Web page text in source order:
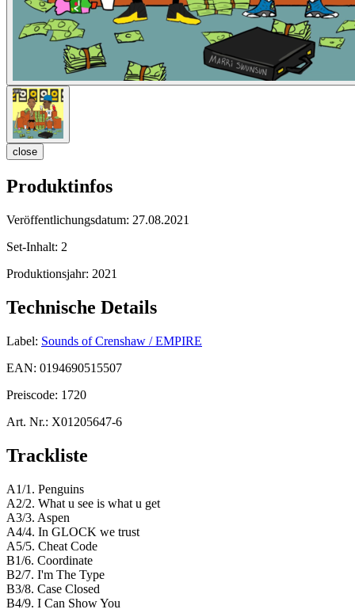
close
Produktinfos
Veröffentlichungsdatum: 27.08.2021
Set-Inhalt: 2
Produktionsjahr: 2021
Technische Details
Label: Sounds of Crenshaw / EMPIRE
EAN: 0194690515507
Preiscode: 1720
Art. Nr.: X01205647-6
Trackliste
A1/1. Penguins
A2/2. What u see is what u get
A3/3. Aspen
A4/4. In GLOCK we trust
A5/5. Cheat Code
B1/6. Coordinate
B2/7. I'm The Type
B3/8. Case Closed
B4/9. I Can Show You